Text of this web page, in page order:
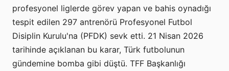
profesyonel liglerde görev yapan ve bahis oynadığı
tespit edilen 297 antrenörü Profesyonel Futbol
Disiplin Kurulu'na (PFDK) sevk etti. 21 Nisan 2026
tarihinde açıklanan bu karar, Türk futbolunun
gündemine bomba gibi düştü. TFF Başkanlığı